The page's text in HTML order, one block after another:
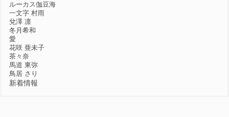
ルーカス伽豆海
一文字 村雨
兌澤 凛
冬月希和
愛
花咲 亜未子
茶々奈
馬道 東弥
鳥居 さり
新着情報